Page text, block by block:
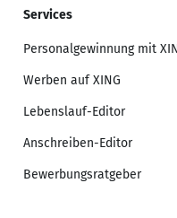
Services
Personalgewinnung mit
Werben auf XING
Lebenslauf-Editor
Anschreiben-Editor
Bewerbungsratgeber